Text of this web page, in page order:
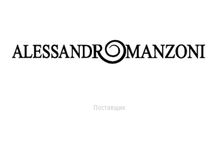
Поставщик